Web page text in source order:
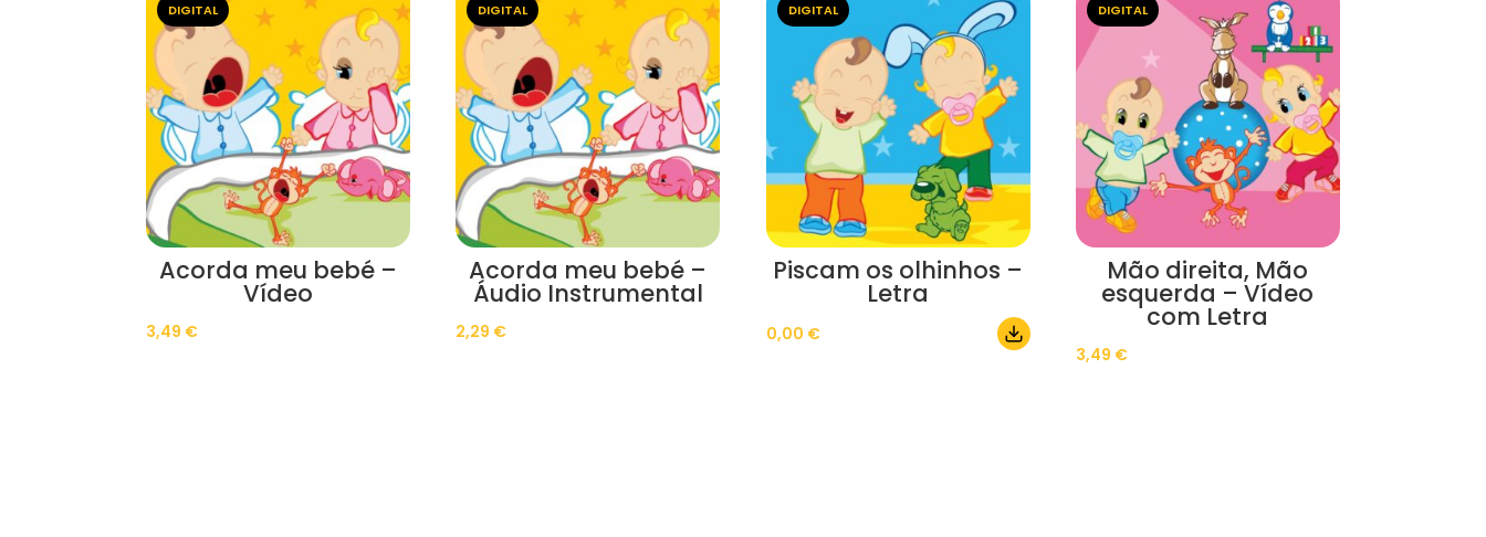
DIGITAL
Acorda meu bebé –
Vídeo
3,49 €
DIGITAL
Acorda meu bebé –
Áudio Instrumental
2,29 €
DIGITAL
Piscam os olhinhos –
Letra
0,00 €
DIGITAL
Mão direita, Mão
esquerda – Vídeo
com Letra
3,49 €